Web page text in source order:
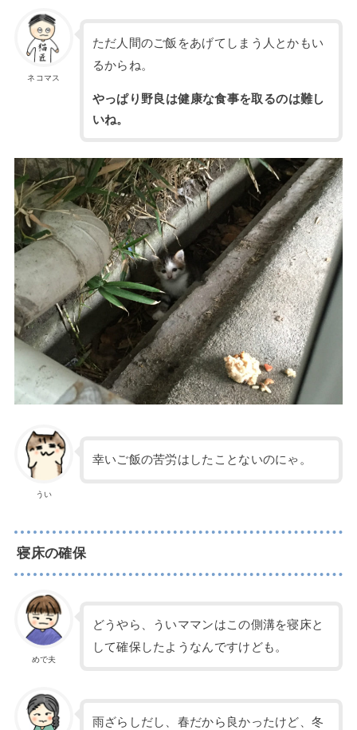
ネコマス
ただ人間のご飯をあげてしまう人とかもい
るからね。
やっぱり野良は健康な食事を取るのは難し
いね。
うい
幸いご飯の苦労はしたことないのにゃ。
寝床の確保
めで夫
どうやら、ういママンはこの側溝を寝床と
して確保したようなんですけども。
雨ざらしだし、春だから良かったけど、冬